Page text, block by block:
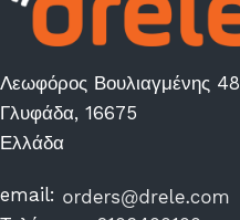
Λεωφόρος Βουλιαγμένης 48
Γλυφάδα, 16675
Ελλάδα
email: